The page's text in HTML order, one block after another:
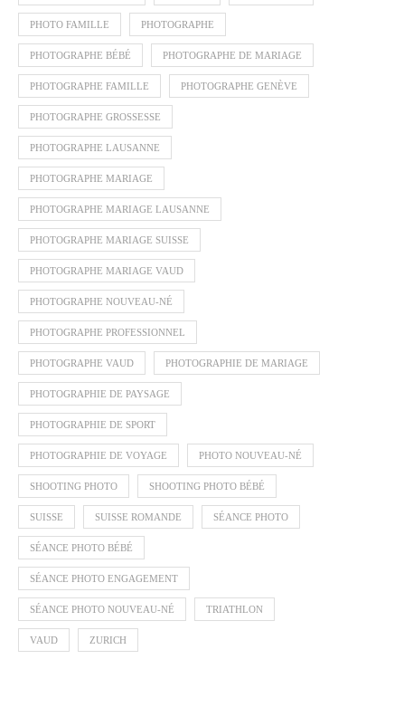
PHOTO FAMILLE PHOTOGRAPHE
PHOTOGRAPHE BÉBÉ PHOTOGRAPHE DE MARIAGE
PHOTOGRAPHE FAMILLE PHOTOGRAPHE GENÈVE
PHOTOGRAPHE GROSSESSE
PHOTOGRAPHE LAUSANNE
PHOTOGRAPHE MARIAGE
PHOTOGRAPHE MARIAGE LAUSANNE
PHOTOGRAPHE MARIAGE SUISSE
PHOTOGRAPHE MARIAGE VAUD
PHOTOGRAPHE NOUVEAU-NÉ
PHOTOGRAPHE PROFESSIONNEL
PHOTOGRAPHE VAUD PHOTOGRAPHIE DE MARIAGE
PHOTOGRAPHIE DE PAYSAGE
PHOTOGRAPHIE DE SPORT
PHOTOGRAPHIE DE VOYAGE PHOTO NOUVEAU-NÉ
SHOOTING PHOTO SHOOTING PHOTO BÉBÉ
SUISSE SUISSE ROMANDE SÉANCE PHOTO
SÉANCE PHOTO BÉBÉ
SÉANCE PHOTO ENGAGEMENT
SÉANCE PHOTO NOUVEAU-NÉ TRIATHLON
VAUD ZURICH